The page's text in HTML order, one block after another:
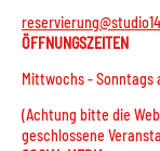
ÖFFNUNGSZEITEN
Mittwochs - Sonntags
(Achtung bitte die
geschlossene